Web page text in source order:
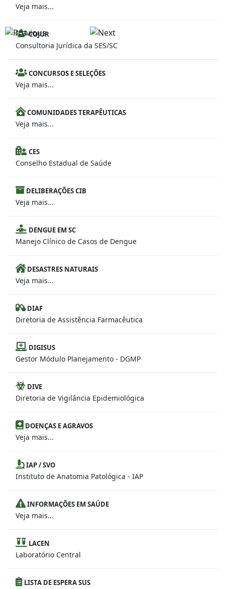
Veja mais...
COJUR
Consultoria Jurídica da SES/SC
CONCURSOS E SELEÇÕES
Veja mais...
COMUNIDADES TERAPÊUTICAS
Veja mais...
CES
Conselho Estadual de Saúde
DELIBERAÇÕES CIB
Veja mais...
DENGUE EM SC
Manejo Clínico de Casos de Dengue
DESASTRES NATURAIS
Veja mais...
DIAF
Diretoria de Assistência Farmacêutica
DIGISUS
Gestor Módulo Planejamento - DGMP
DIVE
Diretoria de Vigilância Epidemiológica
DOENÇAS E AGRAVOS
Veja mais...
IAP / SVO
Instituto de Anatomia Patológica - IAP
INFORMAÇÕES EM SAÚDE
Veja mais...
LACEN
Laboratório Central
LISTA DE ESPERA SUS